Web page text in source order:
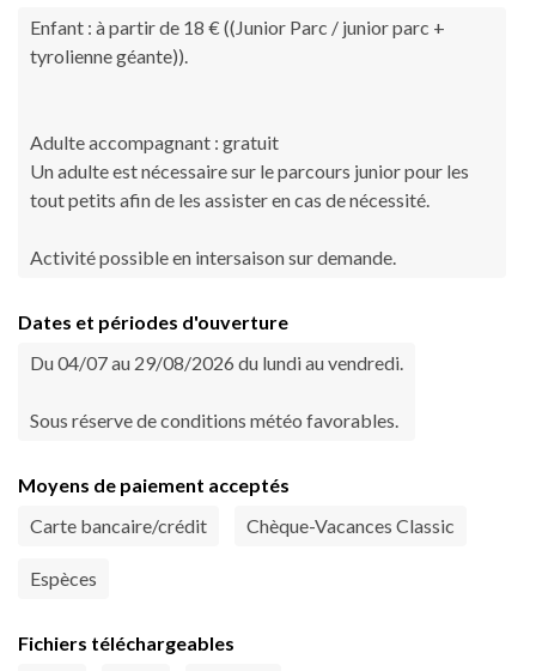
Enfant : à partir de 18 € ((Junior Parc / junior parc +
tyrolienne géante)).
Adulte accompagnant : gratuit
Un adulte est nécessaire sur le parcours junior pour les
tout petits afin de les assister en cas de nécessité.
Activité possible en intersaison sur demande.
Dates et périodes d'ouverture
Du 04/07 au 29/08/2026 du lundi au vendredi.
Sous réserve de conditions météo favorables.
Moyens de paiement acceptés
Carte bancaire/crédit
Chèque-Vacances Classic
Espèces
Fichiers téléchargeables